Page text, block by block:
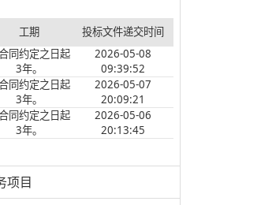
工期
投标文件递交时间
同约定之日起
3年。
2026-05-08
09:39:52
同约定之日起
3年。
2026-05-07
20:09:21
同约定之日起
3年。
2026-05-06
20:13:45
项目